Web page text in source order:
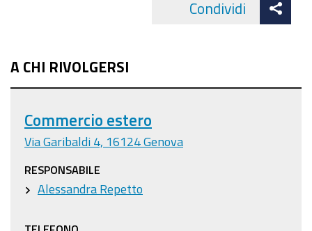
Condividi
A CHI RIVOLGERSI
Commercio estero
Via Garibaldi 4, 16124 Genova
RESPONSABILE
Alessandra Repetto
TELEFONO